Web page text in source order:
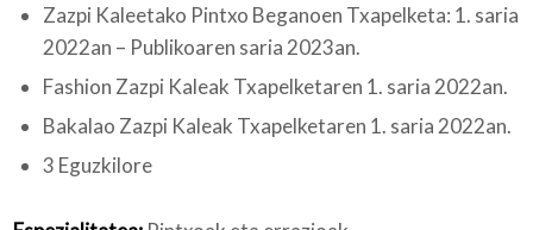
Zazpi Kaleetako Pintxo Beganoen Txapelketa: 1. saria
2022an – Publikoaren saria 2023an.
Fashion Zazpi Kaleak Txapelketaren 1. saria 2022an.
Bakalao Zazpi Kaleak Txapelketaren 1. saria 2022an.
3 Eguzkilore